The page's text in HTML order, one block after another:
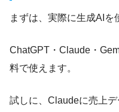
まずは、実際に生成AIを
ChatGPT・Claude・
料で使えます。
試しに、Claudeに売上